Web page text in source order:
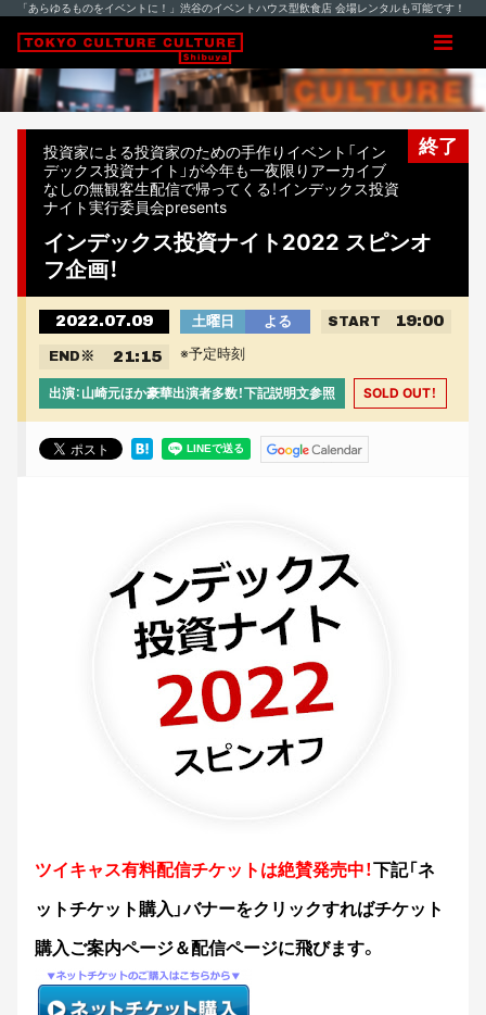
「あらゆるものをイベントに！」渋谷のイベントハウス型飲食店 会場レンタルも可能です！
終了
投資家による投資家のための手作りイベント「イン
デックス投資ナイト」が今年も一夜限りアーカイブ
なしの無観客生配信で帰ってくる！インデックス投資
ナイト実行委員会presents
インデックス投資ナイト2022 スピンオ
フ企画！
2022.07.09 土曜日 よる START 19:00
END ※ 21:15 ※予定時刻
出演：山崎元ほか豪華出演者多数！下記説明文参照 SOLD OUT！
ツイキャス有料配信チケットは絶賛発売中！下記「ネ
ットチケット購入」バナーをクリックすればチケット
購入ご案内ページ＆配信ページに飛びます。